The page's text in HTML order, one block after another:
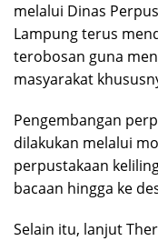
melalui Dinas
Lampung terus
terobosan guna
masyarakat
Pengembangan
dilakukan melalui
perpustakaan
bacaan hingga ke
Selain itu, lanjut